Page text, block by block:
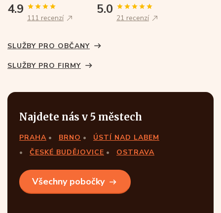
4.9
111 recenzí
5.0
21 recenzí
SLUŽBY PRO OBČANY
SLUŽBY PRO FIRMY
Najdete nás v 5 městech
PRAHA BRNO
ÚSTÍ NAD LABEM
ČESKÉ BUDĚJOVICE
OSTRAVA
Všechny pobočky